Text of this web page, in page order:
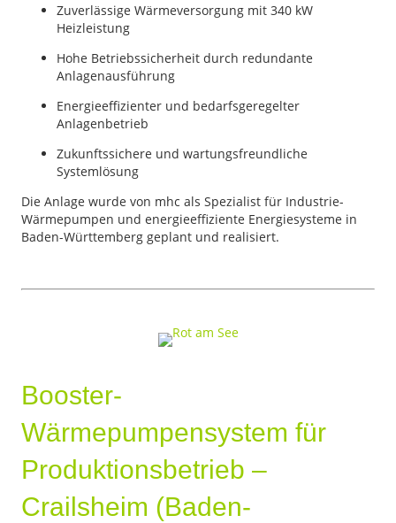
Zuverlässige Wärmeversorgung mit 340 kW
Heizleistung
Hohe Betriebssicherheit durch redundante
Anlagenausführung
Energieeffizienter und bedarfsgeregelter
Anlagenbetrieb
Zukunftssichere und wartungsfreundliche
Systemlösung
Die Anlage wurde von mhc als Spezialist für Industrie-
Wärmepumpen und energieeffiziente Energiesysteme in
Baden-Württemberg geplant und realisiert.
Booster-
Wärmepumpensystem für
Produktionsbetrieb –
Crailsheim (Baden-